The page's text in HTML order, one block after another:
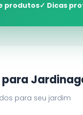
produtos✓ Dicas
para
para seu jardim